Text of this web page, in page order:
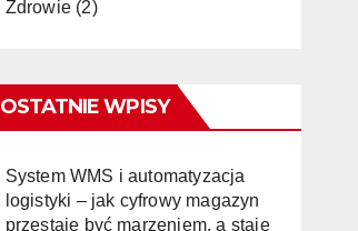
Zdrowie(2)
OSTATNIE WPISY
System WMS i automatyzacja
logistyki – jak cyfrowy magazyn
przestaje być marzeniem, a staje